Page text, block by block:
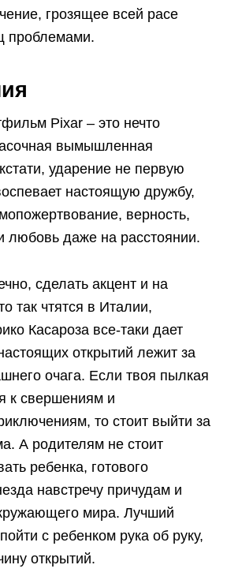
грозящее всей расе
проблемами.
Pixar – это нечто
вымышленная
ударение не первую
настоящую дружбу,
верность,
любовь даже на расстоянии.
сделать акцент и на
так чтятся в Италии,
Касароза все-таки дает
открытий лежит за
очага. Если твоя пылкая
к свершениям и
то стоит выйти за
А родителям не стоит
ребенка, готового
навстречу причудам и
мира. Лучший
с ребенком рука об руку,
открытий.